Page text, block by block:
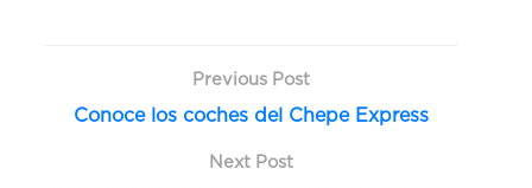
Previous Post
Conoce los coches del Chepe Express
Next Post